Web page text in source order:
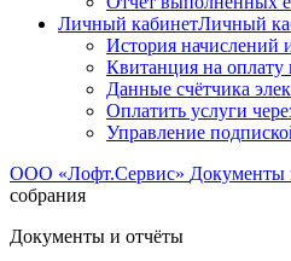
Личный кабинетЛичный
История начислений
Квитанция на
Данные счётчика
Оплатить услуги
Управление
ООО «Лофт.Сервис» Документы
собрания
Документы и отчёты